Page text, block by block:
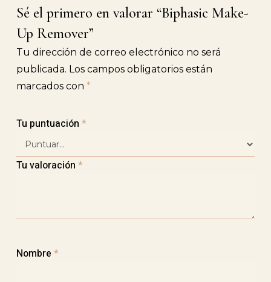
Sé el primero en valorar “Biphasic Make-
Up Remover”
Tu dirección de correo electrónico no será
publicada. Los campos obligatorios están
marcados con *
Tu puntuación *
Tu valoración *
Nombre *